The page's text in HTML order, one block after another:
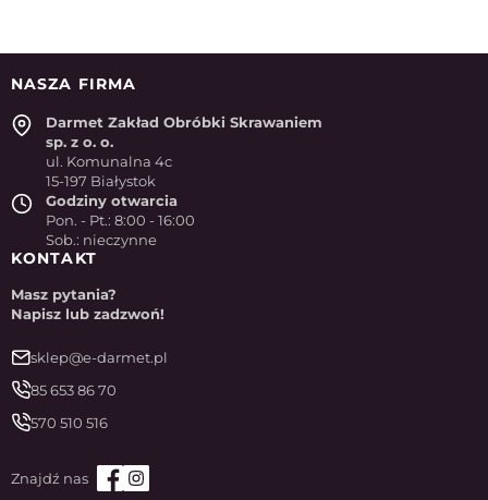
NASZA FIRMA
Darmet Zakład Obróbki Skrawaniem
sp. z o. o.
ul. Komunalna 4c
15-197 Białystok
Godziny otwarcia
Pon. - Pt.: 8:00 - 16:00
Sob.: nieczynne
KONTAKT
Masz pytania?
Napisz lub zadzwoń!
sklep@e-darmet.pl
85 653 86 70
570 510 516